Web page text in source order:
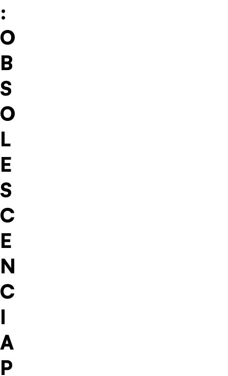
:
O
B
S
O
L
E
S
C
E
N
C
I
A
P